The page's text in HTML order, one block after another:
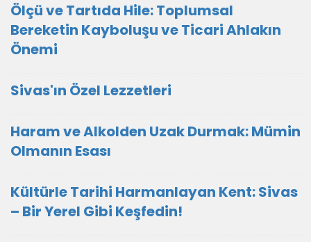
Ölçü ve Tartıda Hile: Toplumsal
Bereketin Kayboluşu ve Ticari Ahlakın
Önemi
Sivas'ın Özel Lezzetleri
Haram ve Alkolden Uzak Durmak: Mümin
Olmanın Esası
Kültürle Tarihi Harmanlayan Kent: Sivas
– Bir Yerel Gibi Keşfedin!